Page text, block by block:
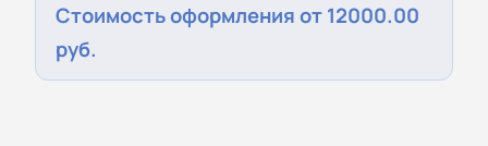
Стоимость оформления от 12000.00
руб.